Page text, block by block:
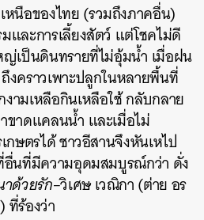
หนือของไทย (รวมถึงภาคอื่น)
และการเลี้ยงสัตว์ แต่โชคไม่ดี
ญ่เป็นดินทรายที่ไม่อุ้มน้ำ เมื่อฝน
งคราวเพาะปลูกในหลายพื้นที่
ามเหลือกินเหลือใช้ กลับกลาย
าดแคลนน้ำ และเมื่อไม่
กษตรได้ ชาวอีสานจึงหันเหไป
อื่นที่มีความอุดมสมบูรณ์กว่า ดั่ง
ด้วยรัก–วิเศษ เวณิกา (ต่าย อร
ที่ร้องว่า